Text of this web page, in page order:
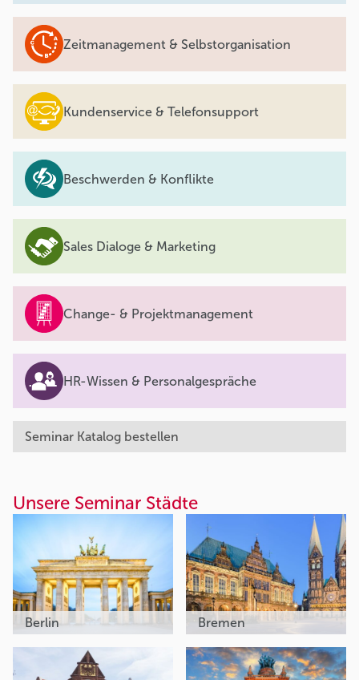
Zeitmanagement & Selbstorganisation
Kundenservice & Telefonsupport
Beschwerden & Konflikte
Sales Dialoge & Marketing
Change- & Projektmanagement
HR-Wissen & Personalgespräche
Seminar Katalog bestellen
Unsere Seminar Städte
Berlin Bremen